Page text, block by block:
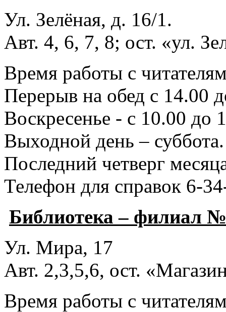
Ул. Зелёная, д. 16/1.
Авт. 4, 6, 7, 8; ост. «ул.
Время работы с
Перерыв на обед с 14.00
Воскресенье - с 10.00 до
Выходной день – суббота.
Последний четверг
Телефон для справок 6-
Библиотека – филиал
Ул. Мира, 17
Авт. 2,3,5,6, ост.
Время работы с